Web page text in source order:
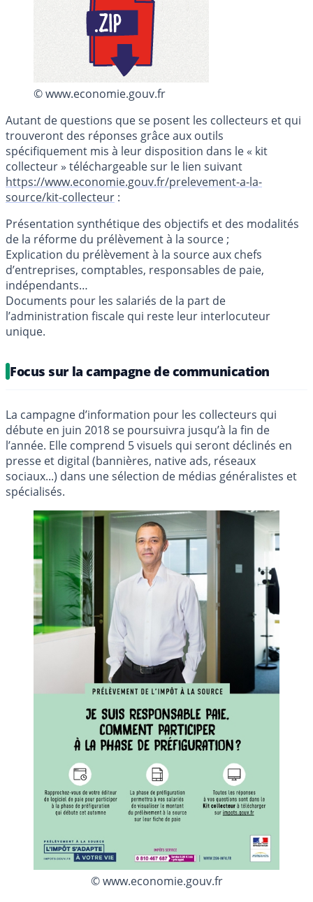
© www.economie.gouv.fr
Autant de questions que se posent les collecteurs et qui
trouveront des réponses grâce aux outils
spécifiquement mis à leur disposition dans le « kit
collecteur » téléchargeable sur le lien suivant
https://www.economie.gouv.fr/prelevement-a-la-
source/kit-collecteur :
Présentation synthétique des objectifs et des modalités
de la réforme du prélèvement à la source ;
Explication du prélèvement à la source aux chefs
d’entreprises, comptables, responsables de paie,
indépendants…
Documents pour les salariés de la part de
l’administration fiscale qui reste leur interlocuteur
unique.
Focus sur la campagne de communication
La campagne d’information pour les collecteurs qui
débute en juin 2018 se poursuivra jusqu’à la fin de
l’année. Elle comprend 5 visuels qui seront déclinés en
presse et digital (bannières, native ads, réseaux
sociaux...) dans une sélection de médias généralistes et
spécialisés.
© www.economie.gouv.fr